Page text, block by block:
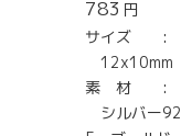
783 円
サイズ :
12x10mm
素 材 :
シルバー92